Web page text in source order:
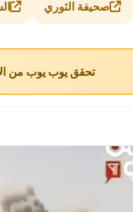
صحيفة الثوري
تحقق يوب يوب من